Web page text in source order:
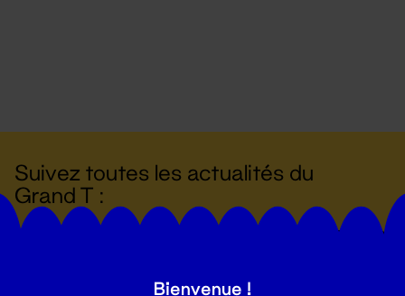
Suivez toutes les actualités du
Grand T :
Bienvenue !